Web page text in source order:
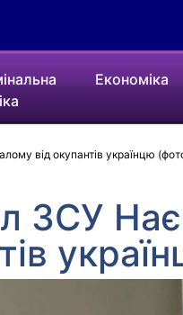
Економіка
від окупантів українцю
ЗСУ